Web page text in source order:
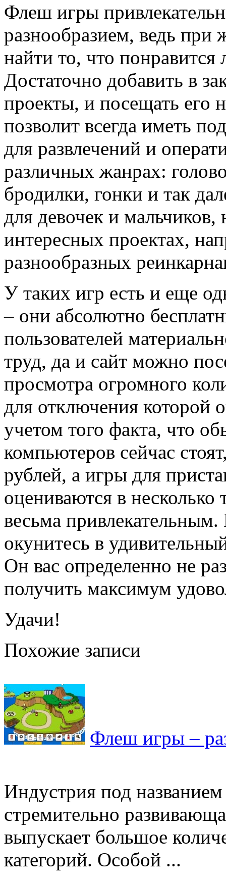
Флеш игры
разнообразием, ведь
найти то, что
Достаточно добавить в
проекты, и посещать его
позволит всегда иметь
для развлечений и
различных жанрах:
бродилки, гонки и так
для девочек и мальчиков,
интересных проектах,
разнообразных
У таких игр есть и еще
– они абсолютно
пользователей
труд, да и сайт можно
просмотра огромного
для отключения которой
учетом того факта, что
компьютеров сейчас
рублей, а игры для
оцениваются в
весьма
окунитесь в
Он вас определенно не
получить максимум
Удачи!
Похожие записи
Флеш игры –
Индустрия под
стремительно
выпускает большое
категорий. Особой ...